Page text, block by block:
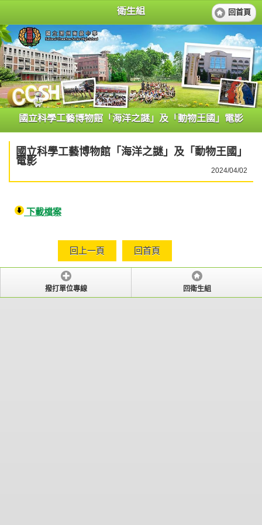
衛生組 回首頁
國立科學工藝博物館「海洋之謎」及「動物王國」電影
國立科學工藝博物館「海洋之謎」及「動物王國」
電影
2024/04/02
下載檔案
回上一頁 回首頁
撥打單位專線 回衛生組